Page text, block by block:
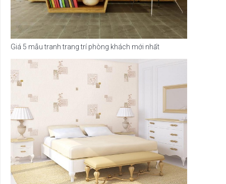
Giá 5 mẫu tranh trang trí phòng khách mới nhất